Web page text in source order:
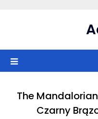
The
Czarny